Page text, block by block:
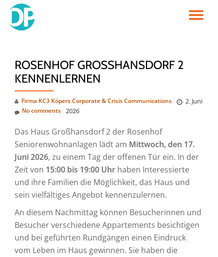
Skip
ROSENHOF GROSSHANSDORF 2 K
ENNENLERNEN
Firma KC3 Köpers Corporate & Crisis Communications
2. Juni
2026
No comments
Das Haus Großhansdorf 2 der Rosenhof
Seniorenwohnanlagen lädt am Mittwoch, den 17.
Juni 2026, zu einem Tag der offenen Tür ein. In der
Zeit von 15:00 bis 19:00 Uhr haben Interessierte
und ihre Familien die Möglichkeit, das Haus und
sein vielfältiges Angebot kennenzulernen.
An diesem Nachmittag können Besucherinnen und
Besucher verschiedene Appartements besichtigen
und bei geführten Rundgängen einen Eindruck
vom Leben im Haus gewinnen. Sie haben die